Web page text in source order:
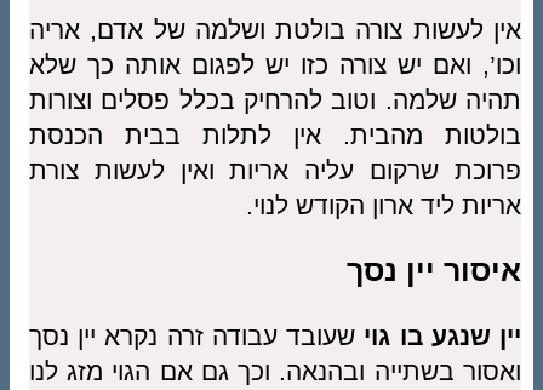
אין לעשות צורה בולטת ושלמה של אדם, אריה
וכו’, ואם יש צורה כזו יש לפגום אותה כך שלא
תהיה שלמה. וטוב להרחיק בכלל פסלים וצורות
בולטות מהבית. אין לתלות בבית הכנסת
פרוכת שרקום עליה אריות ואין לעשות צורת
אריות ליד ארון הקודש לנוי.
איסור יין נסך
יין שנגע בו גוי שעובד עבודה זרה נקרא יין נסך
ואסור בשתייה ובהנאה. וכך גם אם הגוי מזג לנו